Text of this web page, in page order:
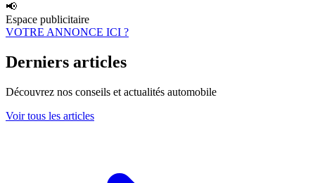
📢
Espace publicitaire
VOTRE ANNONCE ICI ?
Derniers articles
Découvrez nos conseils et actualités automobile
Voir tous les articles